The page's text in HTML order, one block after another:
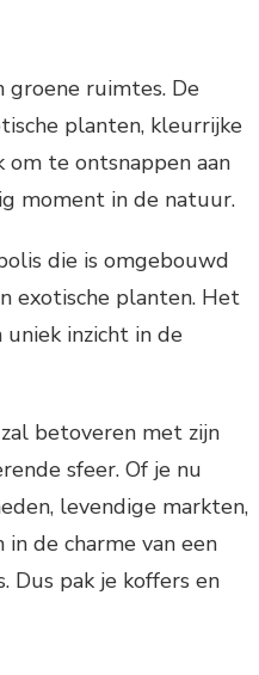
groene ruimtes. De
planten, kleurrijke
te ontsnappen aan
moment in de natuur.
die is omgebouwd
exotische planten. Het
inzicht in de
betoveren met zijn
sfeer. Of je nu
levendige markten,
de charme van een
Dus pak je koffers en